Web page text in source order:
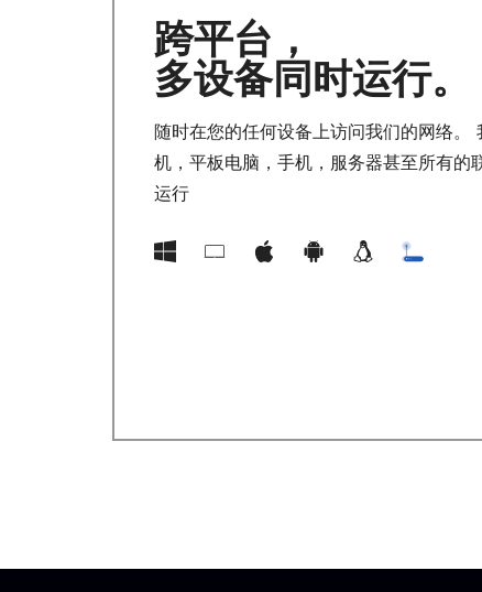
跨平台，
多设备同时运行。
随时在您的任何设备上访问我们的网络。
机，平板电脑，手机，服务器甚至所有的
运行